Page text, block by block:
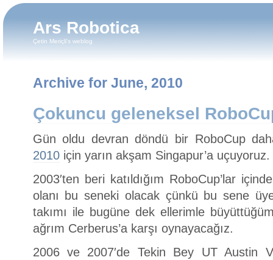
Ars Robotica
Çetin Meriçli's weblog
Archive for June, 2010
Çokuncu geleneksel
Gün oldu devran döndü bir RoboCup
2010için yarın akşam Singapur’a uçuyoruz.
2003′ten beri katıldığım RoboCup’lar
olanı bu seneki olacak çünkü bu sene
takımı ile bugüne dek ellerimle
ağrım Cerberus’a karşı oynayacağız.
2006 ve 2007′de Tekin Bey UT Austin